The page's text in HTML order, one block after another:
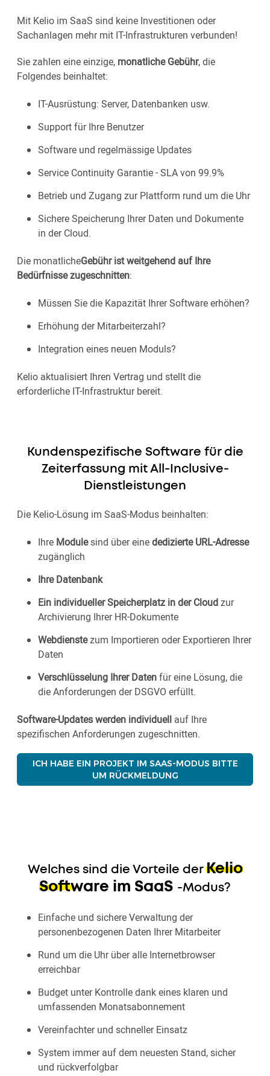
Mit Kelio im SaaS sind keine Investitionen oder
Sachanlagen mehr mit IT-Infrastrukturen verbunden!
Sie zahlen eine einzige, monatliche Gebühr, die
Folgendes beinhaltet:
IT-Ausrüstung: Server, Datenbanken usw.
Support für Ihre Benutzer
Software und regelmässige Updates
Service Continuity Garantie - SLA von 99.9%
Betrieb und Zugang zur Plattform rund um die Uhr
Sichere Speicherung Ihrer Daten und Dokumente
in der Cloud.
Die monatlicheGebühr ist weitgehend auf Ihre
Bedürfnisse zugeschnitten:
Müssen Sie die Kapazität Ihrer Software erhöhen?
Erhöhung der Mitarbeiterzahl?
Integration eines neuen Moduls?
Kelio aktualisiert Ihren Vertrag und stellt die
erforderliche IT-Infrastruktur bereit.
Kundenspezifische Software für die
Zeiterfassung mit All-Inclusive-
Dienstleistungen
Die Kelio-Lösung im SaaS-Modus beinhalten:
Ihre Modulesind über einededizierte URL-Adresse
zugänglich
Ihre Datenbank
Ein individueller Speicherplatz in der Cloudzur
Archivierung Ihrer HR-Dokumente
Webdienstezum Importieren oder Exportieren Ihrer
Daten
Verschlüsselung Ihrer Datenfür eine Lösung, die
die Anforderungen der DSGVO erfüllt.
Software-Updates werden individuell auf Ihre
spezifischen Anforderungen zugeschnitten.
ICH HABE EIN PROJEKT IM SAAS-MODUS BITTE
UM RÜCKMELDUNG
Welches sind die Vorteile der Kelio
Software im SaaS -Modus?
Einfache und sichere Verwaltung der
personenbezogenen Daten Ihrer Mitarbeiter
Rund um die Uhr über alle Internetbrowser
erreichbar
Budget unter Kontrolle dank eines klaren und
umfassenden Monatsabonnement
Vereinfachter und schneller Einsatz
System immer auf dem neuesten Stand, sicher
und rückverfolgbar